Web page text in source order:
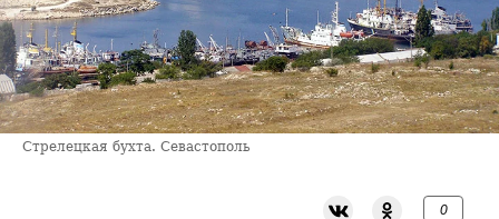
Стрелецкая бухта. Севастополь
0